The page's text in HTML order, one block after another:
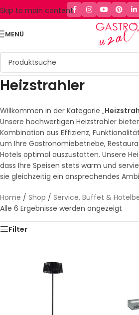
Skip to main content
MENÜ
Heizstrahler
Willkommen in der Kategorie „
Unsere hochwertigen Heizstrahler
Kombination aus Effizienz,
um Ihre Gastronomiebetriebe,
Hotels optimal auszustatten. Unsere
dass Ihre Speisen stets warm und
sie gleichzeitig ein ansprechendes
Home / Shop / Service, Buffet &
Alle 6 Ergebnisse werden angezeigt
Filter